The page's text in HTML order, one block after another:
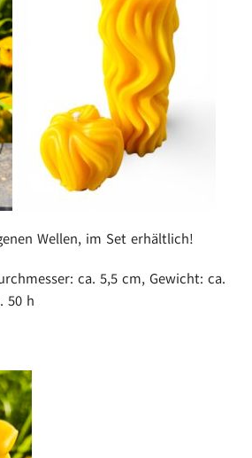
Wellen, im Set erhältlich!
ca. 5,5 cm, Gewicht: ca.
50 h